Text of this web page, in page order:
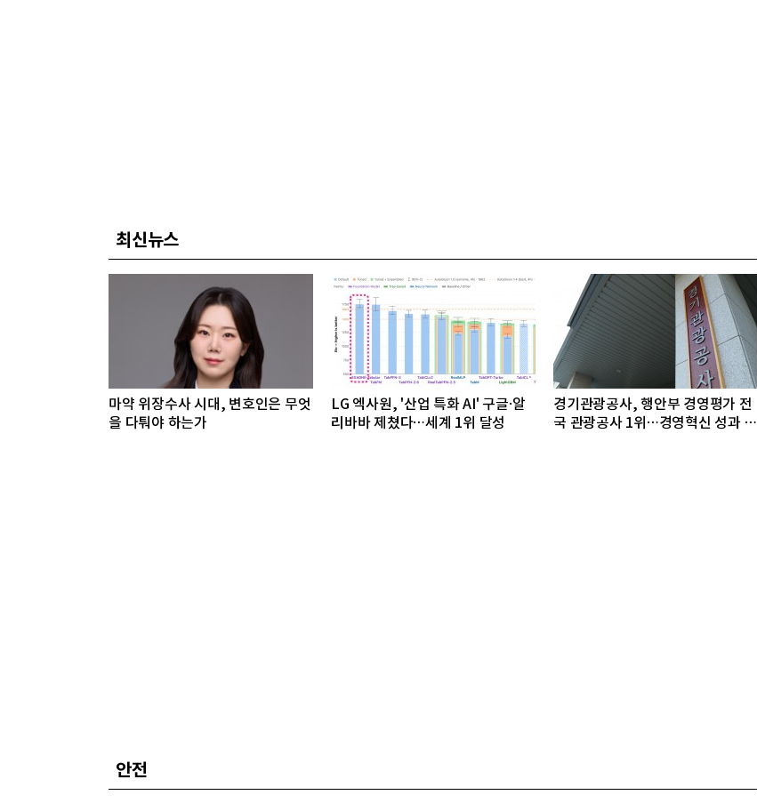
최신뉴스
마약 위장수사 시대, 변호인은 무엇
을 다퉈야 하는가
LG 엑사원, '산업 특화 AI' 구글·알
리바바 제쳤다…세계 1위 달성
경기관광공사, 행안부 경영평가 전
국 관광공사 1위…경영혁신 성과 인
안전